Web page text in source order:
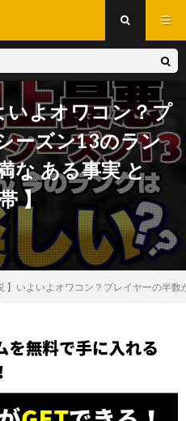
いよオワコン？プ
ーズン13のラン
な ある事実 と
】
】いよいよオワコン？プレイヤーの半